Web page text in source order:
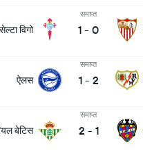
सेल्टा विगो
समाप्त
1 - 0
ऐलस
समाप्त
1 - 2
बेटिस
समाप्त
2 - 1